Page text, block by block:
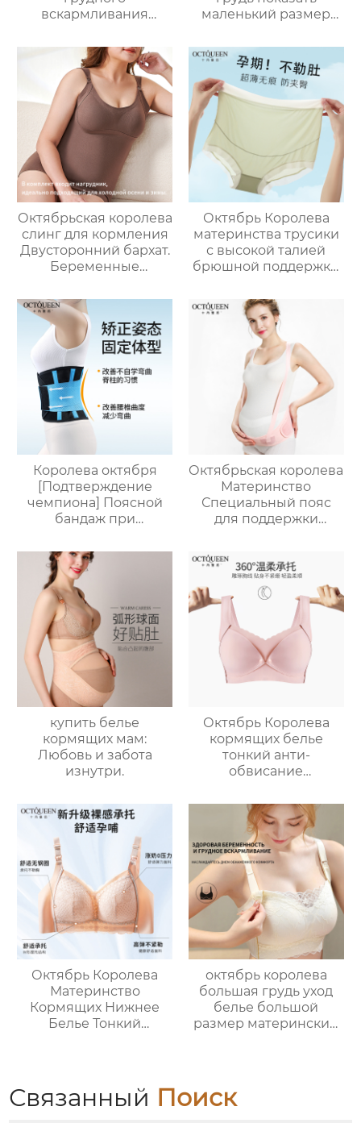
вскармливания
беременность
специальные
послеродовые
грудного
вскармливания
собраны анти-
обвисание грудного
молока удобный
бюстгальтер
маленький размер
специальный
послеродовой
бюстгальтер грудного
вскармливания
собраны анти-
обвисшие женские
Октябрьская королева
слинг для кормления
Двусторонний бархат.
Беременные
согреваются Жилет
для кормления
Послеродовое
грудное
вскармливание
термотопы большой
размер
Октябрь Королева
материнства трусики
с высокой талией
брюшной поддержки
специальные
большие размеры
средних поздних
беременности без
следа тонкий участок
хлопка промежности
шорты
Королева октября
[Подтверждение
чемпиона] Поясной
бандаж при
поясничного отдела
позвоночника, болях в
поясничном отделе и
поясничном поясе
для мужчин и
женщин.
Октябрьская королева
Материнство
Специальный пояс
для поддержки
Пояс для поддержки
живота Беременность
Пояс для талии
Перетягивающий
пояс Беременность
Пояс для защиты
живота Ранняя защита
Сохранение плода
купить белье
кормящих мам:
Любовь и забота
изнутри.
Октябрь Королева
кормящих белье
тонкий анти-
обвисание
грудного
вскармливания
специальные
материнский
бюстгальтер большая
грудь показать
маленький размер
бюстгальтер женский
Октябрь Королева
Материнство
Кормящих Нижнее
Белье Тонкий
Вскармливание
Бюстгальтер Анти-
октябрь королева
большая грудь уход
белье большой
размер материнский
Связанный Поиск